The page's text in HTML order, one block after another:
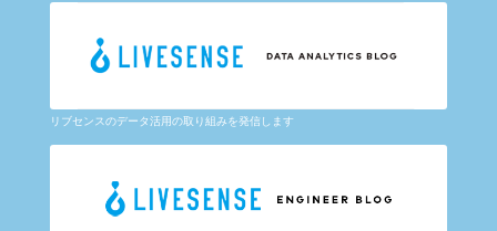
リブセンスのデータ活用の取り組みを発信します